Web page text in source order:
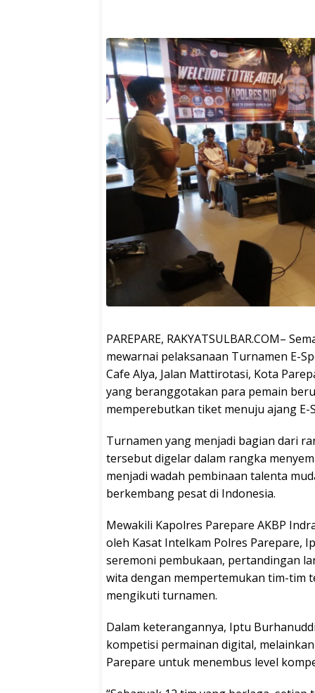
PAREPARE, RAKYATSULBAR.COM–
mewarnai pelaksanaan Turnamen E-
Cafe Alya, Jalan Mattirotasi, Kota
yang beranggotakan para pemain
memperebutkan tiket menuju ajang E-
Turnamen yang menjadi bagian dari
tersebut digelar dalam rangka
menjadi wadah pembinaan talenta
berkembang pesat di Indonesia.
Mewakili Kapolres Parepare AKBP
oleh Kasat Intelkam Polres Parepare,
seremoni pembukaan, pertandingan
wita dengan mempertemukan tim-tim
mengikuti turnamen.
Dalam keterangannya, Iptu
kompetisi permainan digital,
Parepare untuk menembus level